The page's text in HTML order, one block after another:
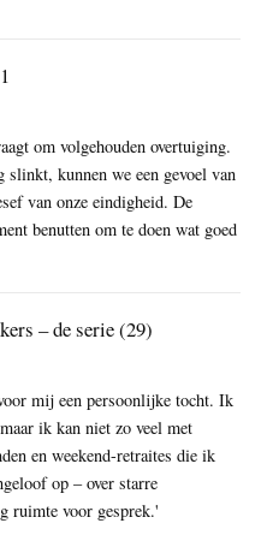
om volgehouden overtuiging.
kunnen we een gevoel van
van onze eindigheid. De
benutten om te doen wat goed
– de serie (29)
mij een persoonlijke tocht. Ik
ik kan niet zo veel met
en weekend-retraites die ik
op – over starre
ruimte voor gesprek.'